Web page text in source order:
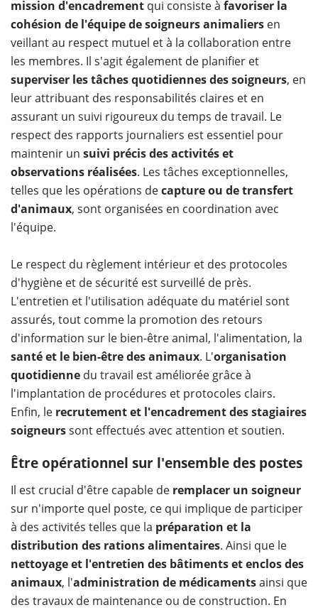
mission d'encadrement qui consiste à favoriser la
cohésion de l'équipe de soigneurs animaliers en
veillant au respect mutuel et à la collaboration entre
les membres. Il s'agit également de planifier et
superviser les tâches quotidiennes des soigneurs, en
leur attribuant des responsabilités claires et en
assurant un suivi rigoureux du temps de travail. Le
respect des rapports journaliers est essentiel pour
maintenir un suivi précis des activités et
observations réalisées. Les tâches exceptionnelles,
telles que les opérations decapture ou de transfert
d'animaux, sont organisées en coordination avec
l'équipe.
Le respect du règlement intérieur et des protocoles
d'hygiène et de sécurité est surveillé de près.
L'entretien et l'utilisation adéquate du matériel sont
assurés, tout comme la promotion des retours
d'information sur le bien-être animal, l'alimentation, la
santé et le bien-être des animaux. L'organisation
quotidienne du travail est améliorée grâce à
l'implantation de procédures et protocoles clairs.
Enfin, le recrutement et l'encadrement des stagiaires
soigneurssont effectués avec attention et soutien.
Être opérationnel sur l'ensemble des postes
Il est crucial d'être capable de remplacer un soigneur
sur n'importe quel poste, ce qui implique de participer
à des activités telles que la préparation et la
distribution des rations alimentaires. Ainsi que le
nettoyage et l'entretien des bâtiments et enclos des
animaux, l'administration de médicamentsainsi que
des travaux de maintenance ou de construction. En